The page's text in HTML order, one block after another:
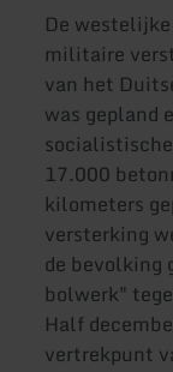
De
militaire
van het
was gepland
17.000
kilometers
versterking
de bevolking
bolwerk"
Half
vertrekpunt